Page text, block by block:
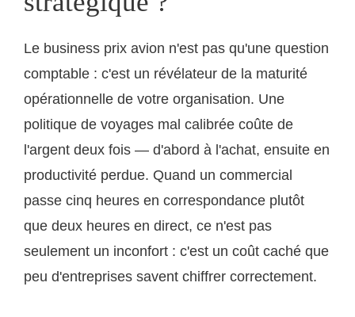
Le business prix avion n'est pas qu'une question
comptable : c'est un révélateur de la maturité
opérationnelle de votre organisation. Une
politique de voyages mal calibrée coûte de
l'argent deux fois — d'abord à l'achat, ensuite en
productivité perdue. Quand un commercial
passe cinq heures en correspondance plutôt
que deux heures en direct, ce n'est pas
seulement un inconfort : c'est un coût caché que
peu d'entreprises savent chiffrer correctement.